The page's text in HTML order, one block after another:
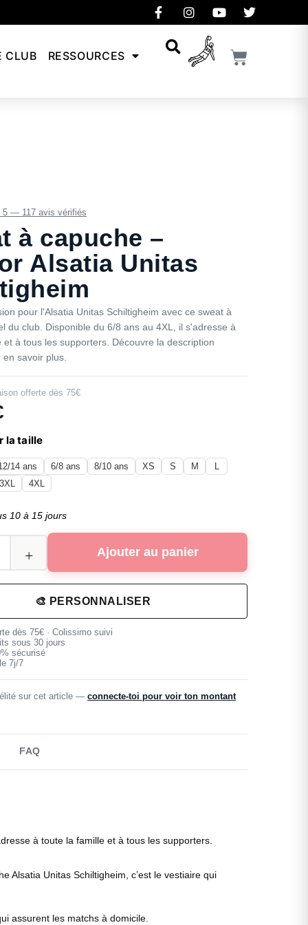
CLUB RESSOURCES
5 — 117 avis vérifiés
à capuche –
Alsatia Unitas
pour l'Alsatia Unitas Schiltigheim avec ce sweat à
du club. Disponible du 6/8 ans au 4XL, il s'adresse à
et à tous les supporters. Découvre la description
savoir plus.
offerte dès 75€
la taille
14 ans 6/8 ans 8/10 ans XS S M
L
3XL
4XL
10 à 15 jours
Ajouter au panier
🎨 PERSONNALISER
dès 75€ · Colissimo suivi
sous 30 jours
sécurisé
7j/7
sur cet article —connecte-toi pour voir ton montant
FAQ
à toute la famille et à tous les supporters.
Alsatia Unitas Schiltigheim, c’est le vestiaire qui
assurent les matchs à domicile.